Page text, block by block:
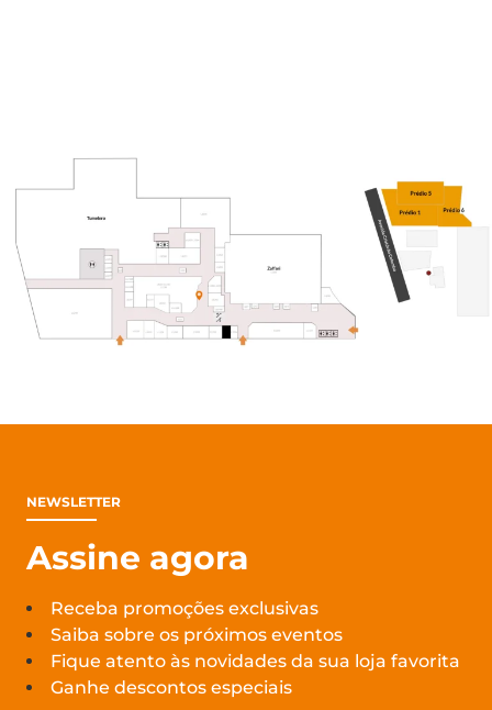
NEWSLETTER
Assine agora
Receba promoções exclusivas
Saiba sobre os próximos eventos
Fique atento às novidades da sua loja favorita
Ganhe descontos especiais